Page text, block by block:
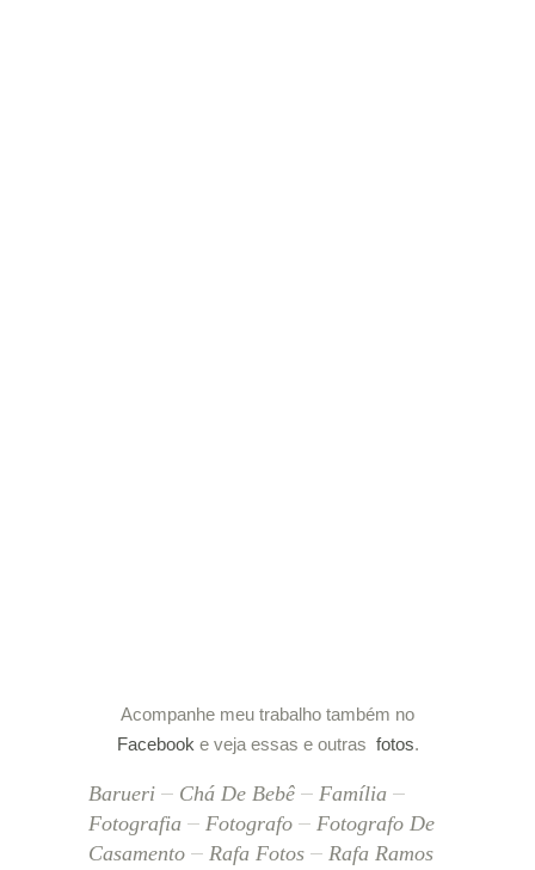
Acompanhe meu trabalho também no
Facebook e veja essas e outras fotos.
Barueri Chá De Bebê
Família
Fotografia
Fotografo
Fotografo De
Casamento
Rafa Fotos
Rafa Ramos